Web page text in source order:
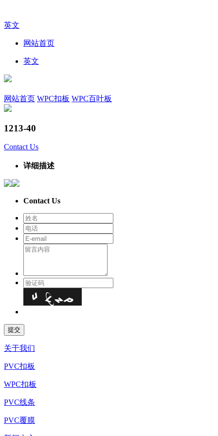
英文
网站首页
英文
网站首页 WPC扣板 WPC百叶板
1213-40
Contact Us
详细描述
Contact Us
关于我们
PVC扣板
WPC扣板
PVC线条
PVC覆膜